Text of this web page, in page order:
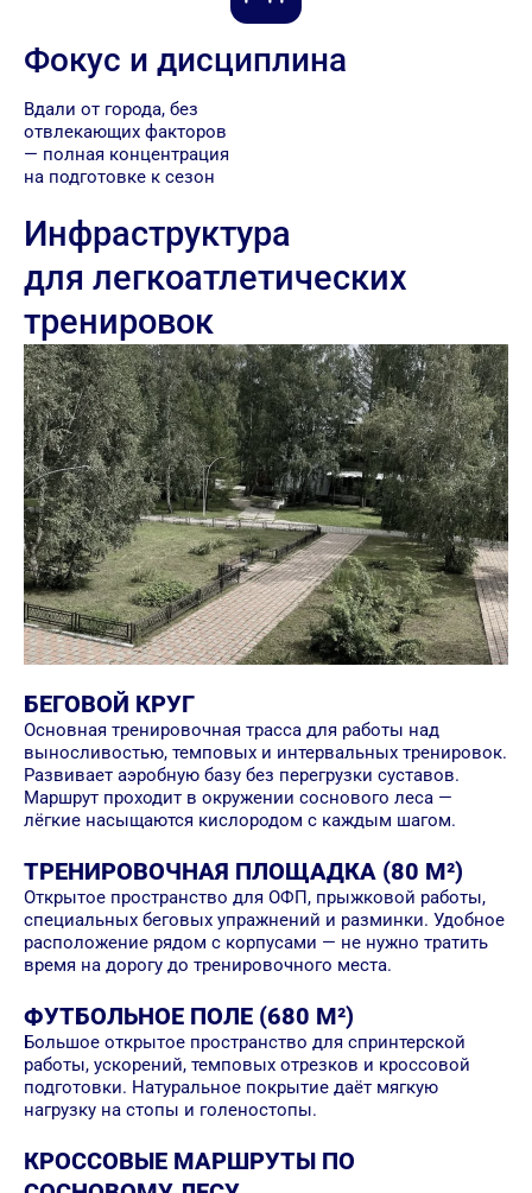
Фокус и дисциплина
Вдали от города, без
отвлекающих факторов
— полная концентрация
на подготовке к сезон
Инфраструктура
для легкоатлетических
тренировок
БЕГОВОЙ КРУГ
Основная тренировочная трасса для работы над
выносливостью, темповых и интервальных тренировок.
Развивает аэробную базу без перегрузки суставов.
Маршрут проходит в окружении соснового леса —
лёгкие насыщаются кислородом с каждым шагом.
ТРЕНИРОВОЧНАЯ ПЛОЩАДКА (80 М²)
Открытое пространство для ОФП, прыжковой работы,
специальных беговых упражнений и разминки. Удобное
расположение рядом с корпусами — не нужно тратить
время на дорогу до тренировочного места.
ФУТБОЛЬНОЕ ПОЛЕ (680 М²)
Большое открытое пространство для спринтерской
работы, ускорений, темповых отрезков и кроссовой
подготовки. Натуральное покрытие даёт мягкую
нагрузку на стопы и голеностопы.
КРОССОВЫЕ МАРШРУТЫ ПО